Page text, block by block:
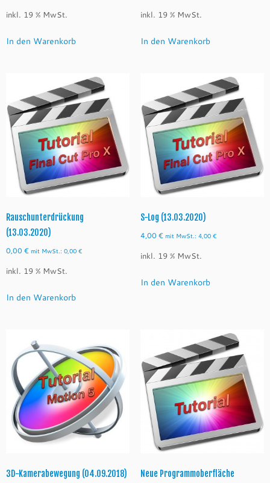
inkl. 19 % MwSt.
In den Warenkorb
inkl. 19 % MwSt.
In den Warenkorb
Rauschunterdrückung
(13.03.2020)
0,00 € mit MwSt.: 0,00 €
inkl. 19 % MwSt.
In den Warenkorb
S-Log (13.03.2020)
4,00 € mit MwSt.: 4,00 €
inkl. 19 % MwSt.
In den Warenkorb
3D-Kamerabewegung (04.09.2018)
Neue Programmoberfläche